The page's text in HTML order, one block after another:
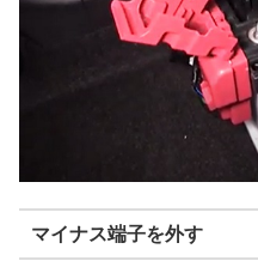
マイナス端子を外す